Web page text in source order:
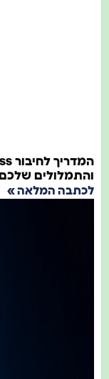
שלכם
המלאה »